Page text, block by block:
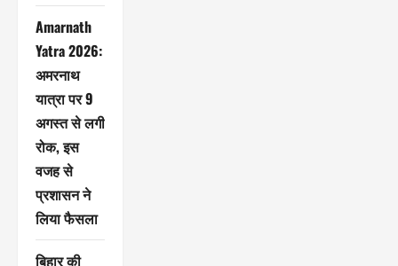
Amarnath
Yatra 2026:
अमरनाथ
यात्रा पर 9
अगस्त से लगी
रोक, इस
वजह से
प्रशासन ने
लिया फैसला
बिहार की